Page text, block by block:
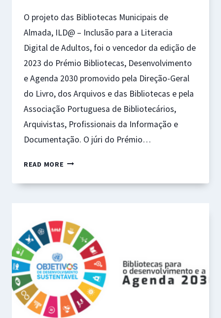
O projeto das Bibliotecas Municipais de
Almada, ILD@ – Inclusão para a Literacia
Digital de Adultos, foi o vencedor da edição de
2023 do Prémio Bibliotecas, Desenvolvimento
e Agenda 2030 promovido pela Direção-Geral
do Livro, dos Arquivos e das Bibliotecas e pela
Associação Portuguesa de Bibliotecários,
Arquivistas, Profissionais da Informação e
Documentação. O júri do Prémio…
READ MORE PRÉMIO
DESENVOLVIMENTO
2030»,
EDIÇÃO
2023